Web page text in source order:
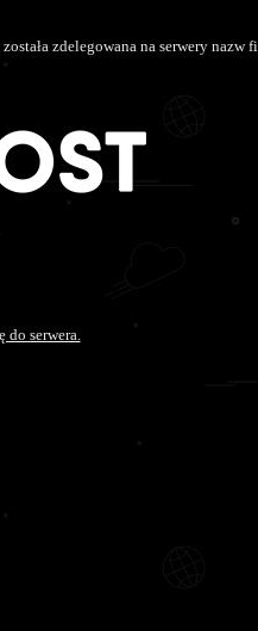
została zdelegowana na serwery nazw
serwera.